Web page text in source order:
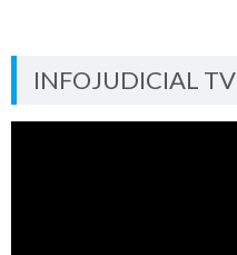
INFOJUDICIAL TV